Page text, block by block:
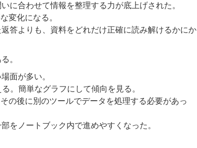
に合わせて情報を整理する力が底上げされた。
変化になる。
答よりも、資料をどれだけ正確に読み解けるかにか
。
面が多い。
。簡単なグラフにして傾向を見る。
後に別のツールでデータを処理する必要があっ
をノートブック内で進めやすくなった。